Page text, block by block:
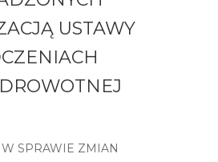
USTAWY
W SPRAWIE ZMIAN